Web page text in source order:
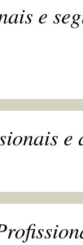
e
e